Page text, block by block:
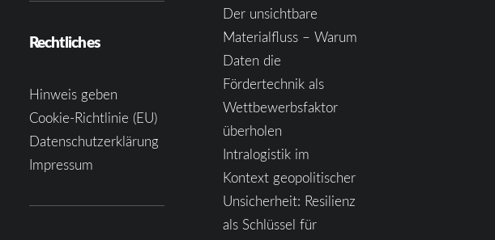
Rechtliches
Hinweis geben
Cookie-Richtlinie (EU)
Datenschutzerklärung
Impressum
Der unsichtbare
Materialfluss – Warum
Daten die
Fördertechnik als
Wettbewerbsfaktor
überholen
Intralogistik im
Kontext geopolitischer
Unsicherheit: Resilienz
als Schlüssel für